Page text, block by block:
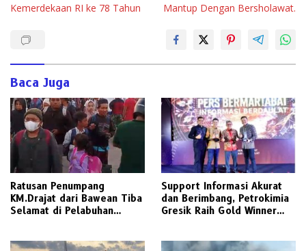
Kemerdekaan RI ke 78 Tahun
Mantup Dengan Bersholawat.
Baca Juga
Ratusan Penumpang
KM.Drajat dari Bawean Tiba
Selamat di Pelabuhan
Support Informasi Akurat
dan Berimbang, Petrokimia
Gresik Raih Gold Winner